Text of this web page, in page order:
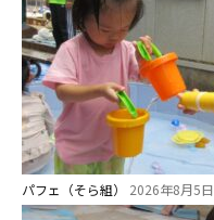
パフェ（そら組） 2026年8月5日